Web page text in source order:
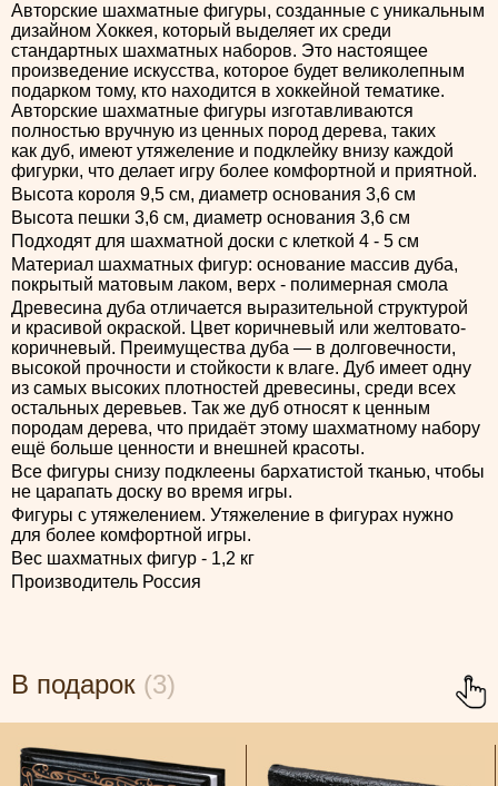
Авторские шахматные фигуры, созданные с уникальным
дизайном Хоккея, который выделяет их среди
стандартных шахматных наборов. Это настоящее
произведение искусства, которое будет великолепным
подарком тому, кто находится в хоккейной тематике.
Авторские шахматные фигуры изготавливаются
полностью вручную из ценных пород дерева, таких
как дуб, имеют утяжеление и подклейку внизу каждой
фигурки, что делает игру более комфортной и приятной.
Высота короля 9,5 см, диаметр основания 3,6 см
Высота пешки 3,6 см, диаметр основания 3,6 см
Подходят для шахматной доски с клеткой 4 - 5 см
Материал шахматных фигур: основание массив дуба,
покрытый матовым лаком, верх - полимерная смола
Древесина дуба отличается выразительной структурой
и красивой окраской. Цвет коричневый или желтовато-
коричневый. Преимущества дуба — в долговечности,
высокой прочности и стойкости к влаге. Дуб имеет одну
из самых высоких плотностей древесины, среди всех
остальных деревьев. Так же дуб относят к ценным
породам дерева, что придаёт этому шахматному набору
ещё больше ценности и внешней красоты.
Все фигуры снизу подклеены бархатистой тканью, чтобы
не царапать доску во время игры.
Фигуры с утяжелением. Утяжеление в фигурах нужно
для более комфортной игры.
Вес шахматных фигур - 1,2 кг
Производитель Россия
В подарок (3)